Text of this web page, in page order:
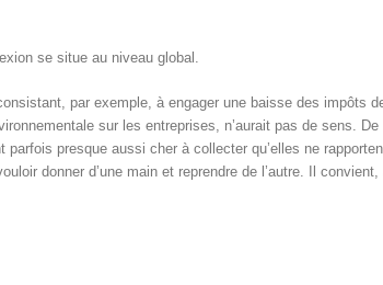
se situe au niveau global.
par exemple, à engager une baisse des impôts
sur les entreprises, n’aurait pas de sens.
parfois presque aussi cher à collecter qu’elles ne
donner d’une main et reprendre de l’autre. Il